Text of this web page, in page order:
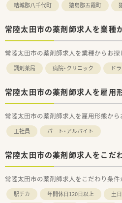
結城郡八千代町
猿島郡五霞町
常陸太田市の薬剤師求人を業種
常陸太田市の薬剤師求人を業種からお探
調剤薬局 病院・クリニック ド
常陸太田市の薬剤師求人を雇用
常陸太田市の薬剤師求人を雇用形態から
正社員 パート・アルバイト
常陸太田市の薬剤師求人をこだ
常陸太田市の薬剤師求人をこだわり条件
駅チカ 年間休日120日以上 土